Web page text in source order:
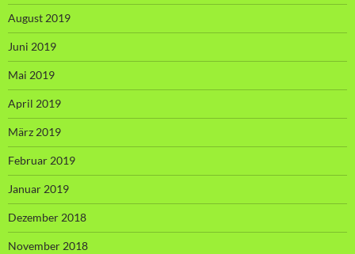
August 2019
Juni 2019
Mai 2019
April 2019
März 2019
Februar 2019
Januar 2019
Dezember 2018
November 2018